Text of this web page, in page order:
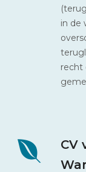
in de
recht
CV